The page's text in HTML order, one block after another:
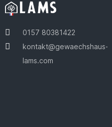
0157 80381422
kontakt@gewaechshaus-
lams.com